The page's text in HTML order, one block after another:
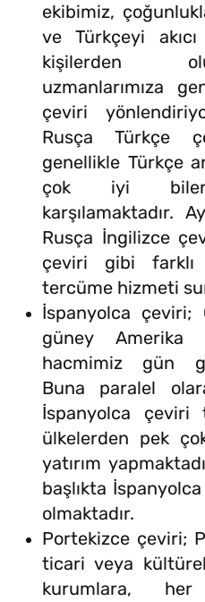
ekibimiz,
ve Türkçeyi
kişilerden
uzmanlarımıza
çeviri
Rusça Türkçe
genellikle Türkçe
çok iyi bilen
karşılamaktadır.
Rusça İngilizce
çeviri gibi
tercüme hizmeti
İspanyolca çeviri;
güney
hacmimiz gün
Buna paralel
İspanyolca çeviri
ülkelerden pek
yatırım
başlıkta
olmaktadır.
Portekizce çeviri;
ticari veya
kurumlara,